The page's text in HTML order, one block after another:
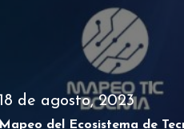
18 de agosto, 2023
Mapeo del Ecosistema de